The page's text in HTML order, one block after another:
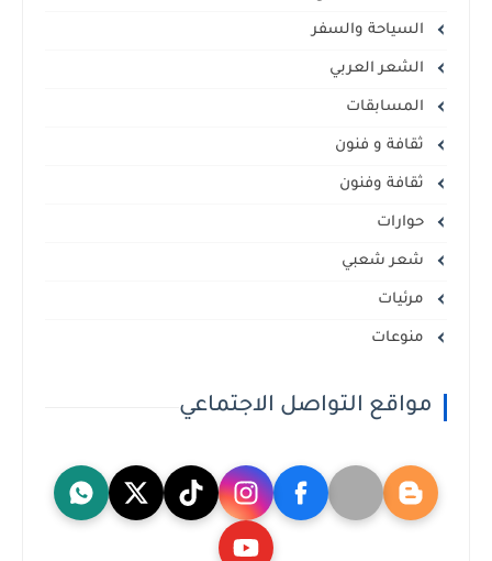
السياحة والسفر
الشعر العربي
المسابقات
ثقافة و فنون
ثقافة وفنون
حوارات
شعر شعبي
مرئيات
منوعات
مواقع التواصل الاجتماعي